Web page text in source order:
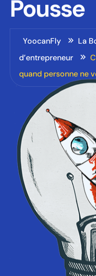
Pousse
YoocanFly La
d’entrepreneur
quand personne ne